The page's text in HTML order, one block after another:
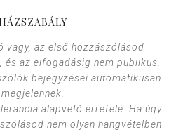
vagy, az első hozzászólásod
és az elfogadásig nem publikus.
bejegyzései automatikusan
megjelennek.
alapvető errefelé. Ha úgy
nem olyan hangvételben